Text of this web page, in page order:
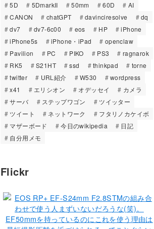
5D 5DmarkII 50mm 60D
AI
CANON
chatGPT davinciresolve
dq
dv7
dv7-6c00 eos HP
iPhone
iPhone5s
iPhone・iPad
openclaw
Pavilion
PC PIKO PS3
ragnarok
RK5
S21HT ssd thinkpad
torne
twitter
URL紹介 W530
wordpress
x41
エリシオン オデッセイ
カメラ
サーバ
ステップワゴン
ツイッター
ツイート
ネットワーク
フタリノカケイボ
マザーボード
今日のwikipedia
日記
自分用メモ
Flickr